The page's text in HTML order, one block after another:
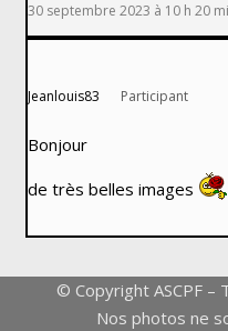
30 septembre 2023 à 10 h 20
Jeanlouis83 Participant
Bonjour
de très belles images
© Copyright ASCPF
Nos photos ne